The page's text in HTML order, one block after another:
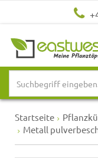
Startseite
Metall